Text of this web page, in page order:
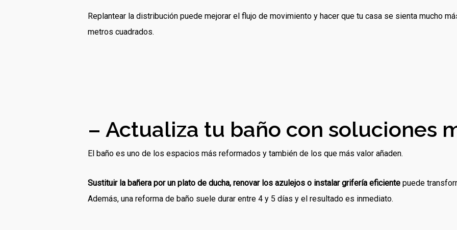
Replantear la distribución puede mejorar el flujo de movimiento y hacer que tu casa se sienta mucho
metros cuadrados.
– Actualiza tu baño con soluciones
El baño es uno de los espacios más reformados y también de los que más valor añaden.
Sustituir la bañera por un plato de ducha, renovar los azulejos o instalar grifería eficiente puede
Además, una reforma de baño suele durar entre 4 y 5 días y el resultado es inmediato.